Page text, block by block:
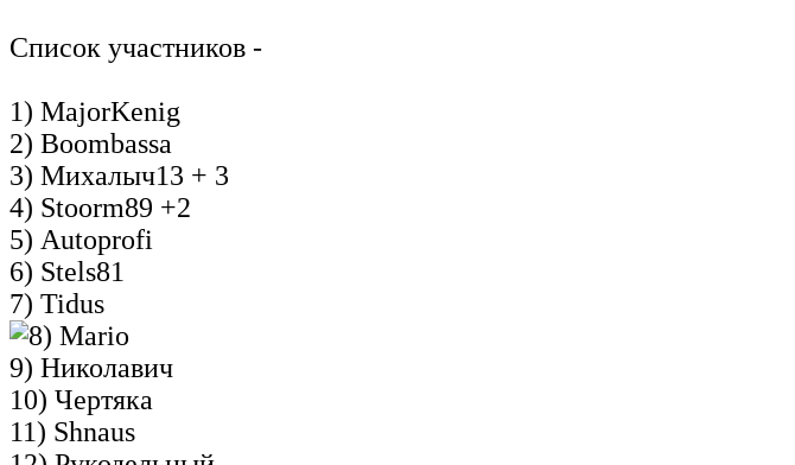
Список участников -
1) MajorKenig
2) Boombassa
3) Михалыч13 + 3
4) Stoorm89 +2
5) Autoprofi
6) Stels81
7) Tidus
Mario
9) Николавич
10) Чертяка
11) Shnaus